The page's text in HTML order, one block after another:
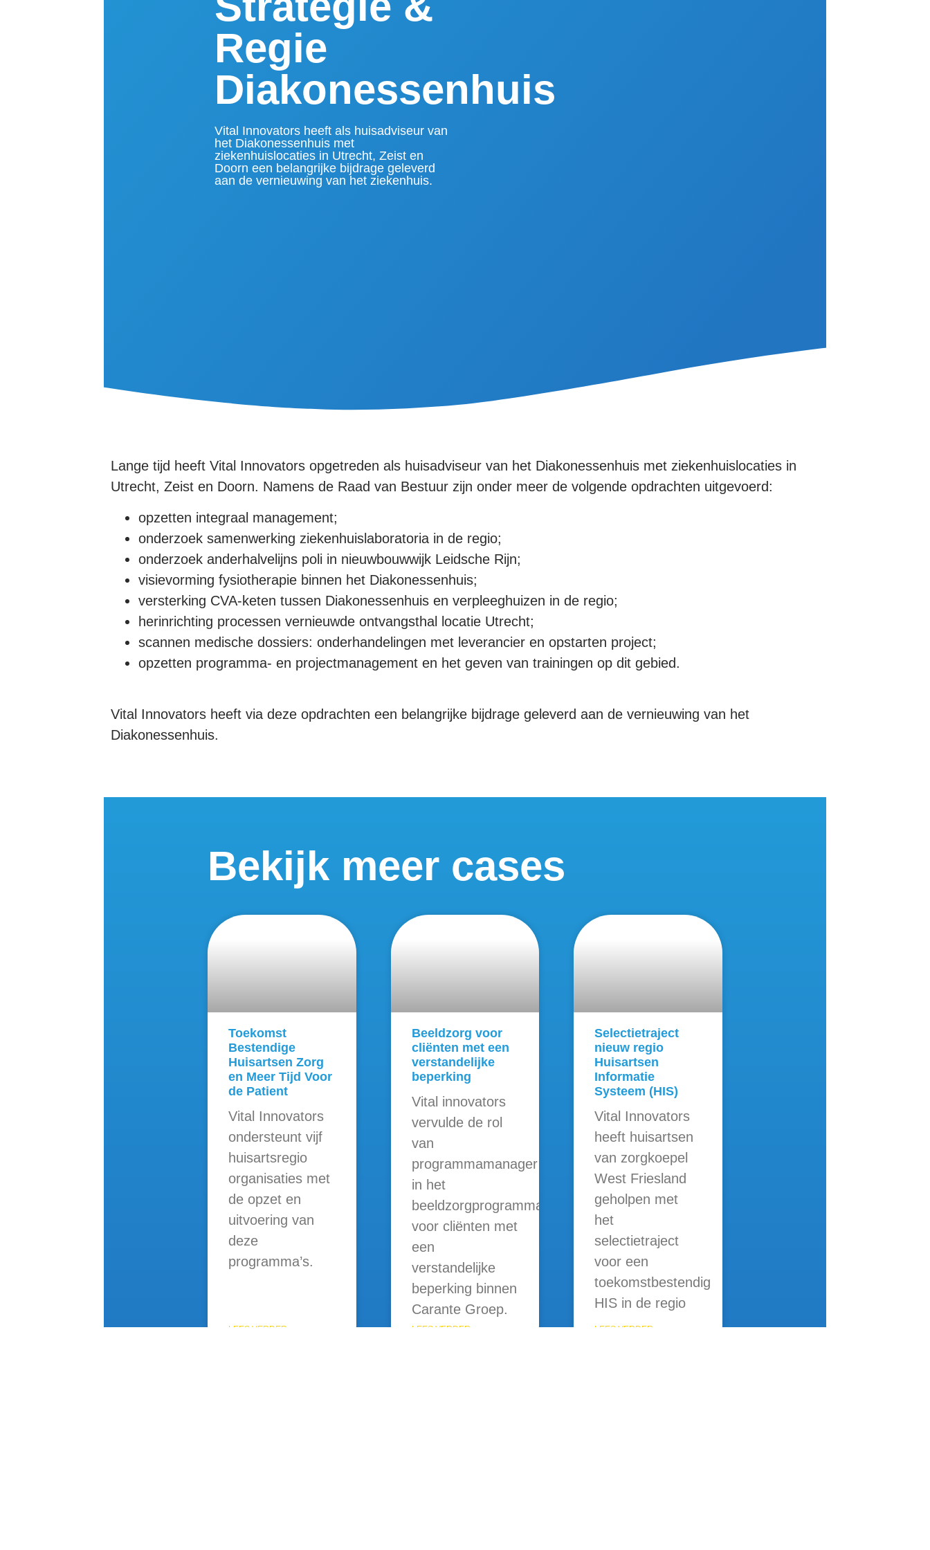
Regie
Diakonessenhuis
Vital Innovators heeft als huisadviseur van
het Diakonessenhuis met
ziekenhuislocaties in Utrecht, Zeist en
Doorn een belangrijke bijdrage geleverd
aan de vernieuwing van het ziekenhuis.
Lange tijd heeft Vital Innovators opgetreden als huisadviseur van het Diakonessenhuis met ziekenhuislocaties in
Utrecht, Zeist en Doorn. Namens de Raad van Bestuur zijn onder meer de volgende opdrachten uitgevoerd:
opzetten integraal management;
onderzoek samenwerking ziekenhuislaboratoria in de regio;
onderzoek anderhalvelijns poli in nieuwbouwwijk Leidsche Rijn;
visievorming fysiotherapie binnen het Diakonessenhuis;
versterking CVA-keten tussen Diakonessenhuis en verpleeghuizen in de regio;
herinrichting processen vernieuwde ontvangsthal locatie Utrecht;
scannen medische dossiers: onderhandelingen met leverancier en opstarten project;
opzetten programma- en projectmanagement en het geven van trainingen op dit gebied.
Vital Innovators heeft via deze opdrachten een belangrijke bijdrage geleverd aan de vernieuwing van het
Diakonessenhuis.
Bekijk meer cases
Toekomst
Bestendige
Huisartsen Zorg
en Meer Tijd Voor
de Patient
Vital Innovators
ondersteunt vijf
huisartsregio
organisaties met
de opzet en
uitvoering van
deze
programma’s.
LEES VERDER »
Beeldzorg voor
cliënten met een
verstandelijke
beperking
Vital innovators
vervulde de rol
van
programmamanager
in het
beeldzorgprogramma
voor cliënten met
een
verstandelijke
beperking binnen
Carante Groep.
LEES VERDER »
Selectietraject
nieuw regio
Huisartsen
Informatie
Systeem (HIS)
Vital Innovators
heeft huisartsen
van zorgkoepel
West Friesland
geholpen met
het
selectietraject
voor een
toekomstbestendig
HIS in de regio
LEES VERDER »